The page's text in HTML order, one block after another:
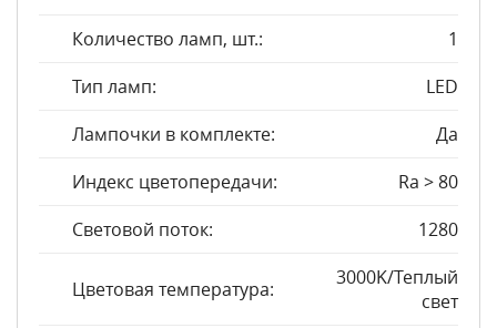
Количество ламп, шт.:
1
Тип ламп:
LED
Лампочки в комплекте:
Да
Индекс цветопередачи:
Ra > 80
Световой поток:
1280
Цветовая температура:
3000K/Теплый
свет